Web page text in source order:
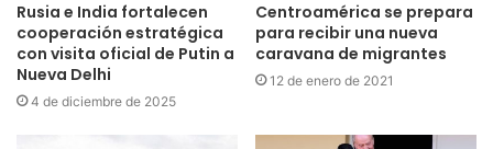
Rusia e India fortalecen
cooperación estratégica
con visita oficial de Putin a
Nueva Delhi
4 de diciembre de 2025
Centroamérica se prepara
para recibir una nueva
caravana de migrantes
12 de enero de 2021